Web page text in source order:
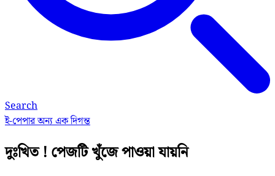
Search
ই-পেপারঅন্য এক দিগন্ত
দুঃখিত ! পেজটি খুঁজে পাওয়া যায়নি